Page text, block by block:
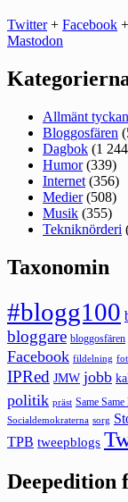
Twitter+ Facebook +
Mastodon
Allmänt
Bloggosfären
Dagbok (1
Humor(339)
Internet (356)
Medier(508)
Musik (355)
Tekniknörderi
Taxonomin
#blogg100
bloggare bloggosfären
Facebook fildelning
IPRed JMW jobb
politik präst Same
Socialdemokraterna sorg
TPB tweepblogs
Deepedition